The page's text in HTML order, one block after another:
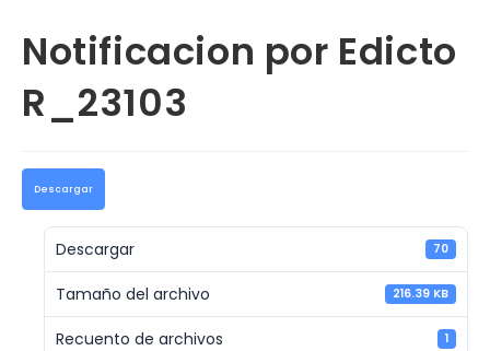
Notificacion por Edicto
R_23103
Descargar
Descargar 70
Tamaño del archivo 216.39 KB
Recuento de archivos 1